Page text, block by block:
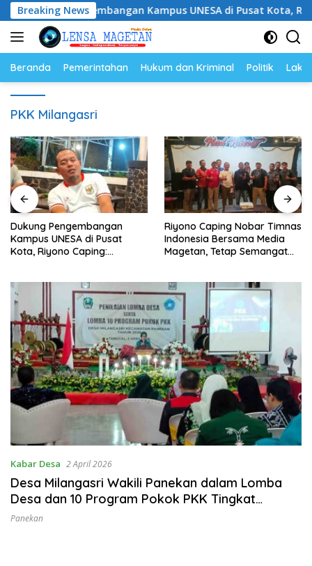
Langsung
ke
konten
Breaking News
Pengembangan Kampus UNESA di Pusat Kota, Riyono
Beranda Pemerintahan Hukum dan Kriminal Politik
PKK Milangasri
Dukung Pengembangan
Kampus UNESA di Pusat
Kota, Riyono Caping:
Riyono Caping Nobar Timnas
Indonesia Bersama Media
Magetan, Tetap Semangat
Kabar Desa 2 April 2026
Desa Milangasri Wakili Panekan dalam Lomba
Desa dan 10 Program Pokok PKK Tingkat
Kabupaten
Panekan